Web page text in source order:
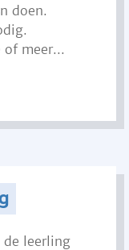
doen.
meer...
de leerling